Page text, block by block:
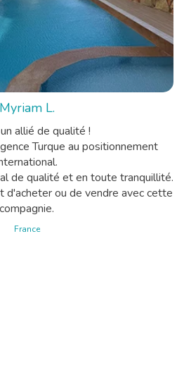
Myriam L.
allié de qualité !
Turque au positionnement
de qualité et en toute tranquillité.
d'acheter ou de vendre avec cette
compagnie.
France